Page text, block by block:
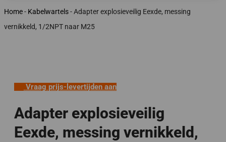
Home- Kabelwartels-Adapter explosieveilig Eexde, messing
vernikkeld, 1/2NPT naar M25
Vraag prijs-levertijden aan
Adapter explosieveilig
Eexde, messing vernikkeld,